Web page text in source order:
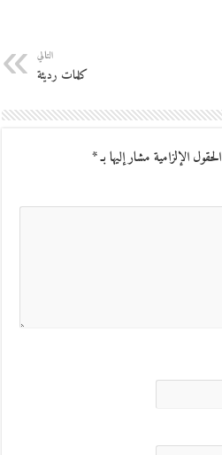
التالي
كلمات رديئة
الحقول الإلزامية مشار إليها بـ*